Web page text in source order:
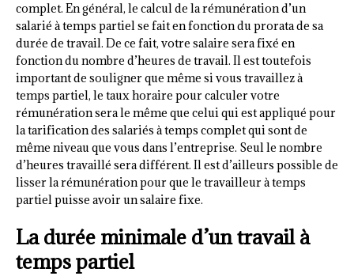
complet. En général, le calcul de la rémunération d’un
salarié à temps partiel se fait en fonction du prorata de sa
durée de travail. De ce fait, votre salaire sera fixé en
fonction du nombre d’heures de travail. Il est toutefois
important de souligner que même si vous travaillez à
temps partiel, le taux horaire pour calculer votre
rémunération sera le même que celui qui est appliqué pour
la tarification des salariés à temps complet qui sont de
même niveau que vous dans l’entreprise. Seul le nombre
d’heures travaillé sera différent. Il est d’ailleurs possible de
lisser la rémunération pour que le travailleur à temps
partiel puisse avoir un salaire fixe.
La durée minimale d’un travail à
temps partiel